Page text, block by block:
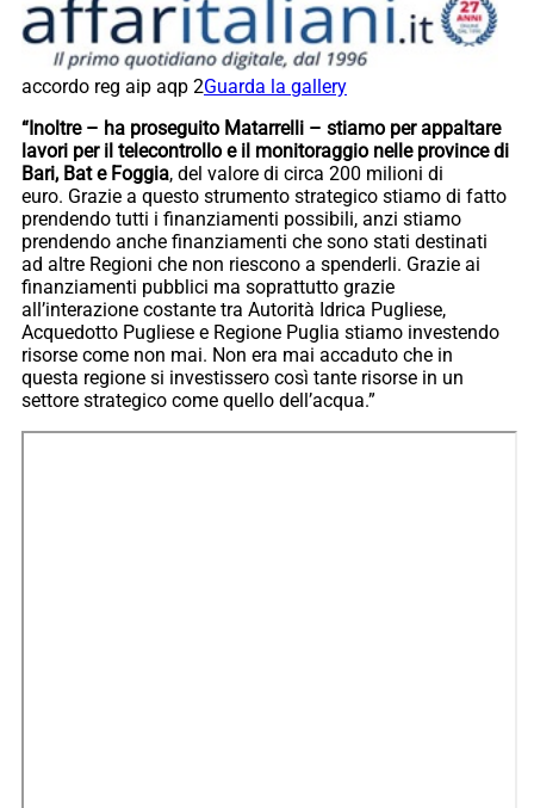
accordo reg aip aqp 2Guarda la gallery
“Inoltre – ha proseguito Matarrelli – stiamo per appaltare
lavori per il telecontrollo e il monitoraggio nelle province di
Bari, Bat e Foggia, del valore di circa 200 milioni di
euro. Grazie a questo strumento strategico stiamo di fatto
prendendo tutti i finanziamenti possibili, anzi stiamo
prendendo anche finanziamenti che sono stati destinati
ad altre Regioni che non riescono a spenderli. Grazie ai
finanziamenti pubblici ma soprattutto grazie
all’interazione costante tra Autorità Idrica Pugliese,
Acquedotto Pugliese e Regione Puglia stiamo investendo
risorse come non mai. Non era mai accaduto che in
questa regione si investissero così tante risorse in un
settore strategico come quello dell’acqua.”